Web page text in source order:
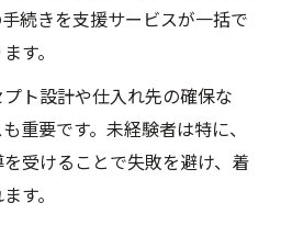
続きを支援サービスが一括で
す。
ト設計や仕入れ先の確保な
重要です。未経験者は特に、
受けることで失敗を避け、着
す。